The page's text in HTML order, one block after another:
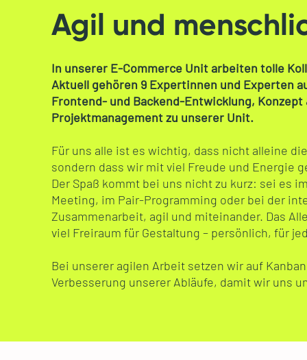
Agil und
In unserer E-Commerce Unit arbeiten tolle
Aktuell gehören 9 Expertinnen und Experten
Frontend- und Backend-Entwicklung, Konzept
Projektmanagement zu unserer Unit.
Für uns alle ist es wichtig, dass nicht alleine
sondern dass wir mit viel Freude und Energie
Der Spaß kommt bei uns nicht zu kurz: sei es
Meeting, im Pair-Programming oder bei der
Zusammenarbeit, agil und miteinander. Das
viel Freiraum für Gestaltung – persönlich, für
Bei unserer agilen Arbeit setzen wir auf
Verbesserung unserer Abläufe, damit wir uns